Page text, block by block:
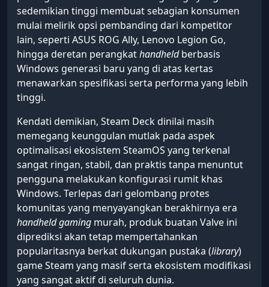
sedemikian tinggi membuat sebagian konsumen
mulai melirik opsi pembanding dari kompetitor
lain, seperti ASUS ROG Ally, Lenovo Legion Go,
hingga deretan perangkathandheldberbasis
Windows generasi baru yang di atas kertas
menawarkan spesifikasi serta performa yang lebih
tinggi.
Kendati demikian, Steam Deck dinilai masih
memegang keunggulan mutlak pada aspek
optimalisasi ekosistem SteamOS yang terkenal
sangat ringan, stabil, dan praktis tanpa menuntut
pengguna melakukan konfigurasi rumit khas
Windows. Terlepas dari gelombang protes
komunitas yang menyayangkan berakhirnya era
handheld gaming murah, produk buatan Valve ini
diprediksi akan tetap mempertahankan
popularitasnya berkat dukungan pustaka (library)
game Steam yang masif serta ekosistem modifikasi
yang sangat aktif di seluruh dunia.